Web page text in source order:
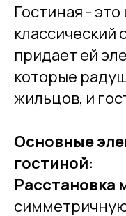
Гостиная -
классический
придает ей
которые
жильцов, и
Основные
гостиной:
Расстановка